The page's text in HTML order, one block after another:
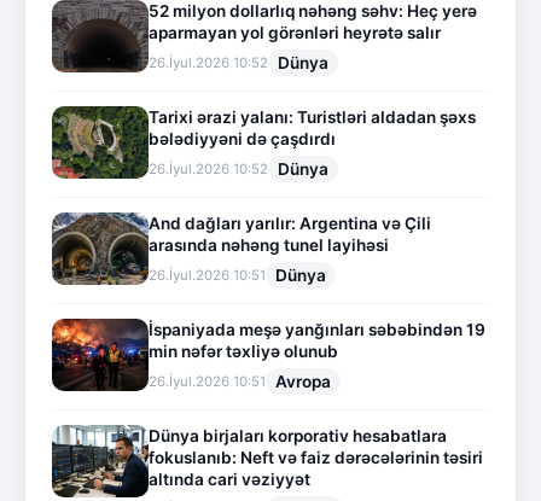
52 milyon dollarlıq nəhəng səhv: Heç yerə
aparmayan yol görənləri heyrətə salır
26.İyul.2026 10:52 Dünya
Tarixi ərazi yalanı: Turistləri aldadan şəxs
bələdiyyəni də çaşdırdı
26.İyul.2026 10:52 Dünya
And dağları yarılır: Argentina və Çili
arasında nəhəng tunel layihəsi
26.İyul.2026 10:51 Dünya
İspaniyada meşə yanğınları səbəbindən 19
min nəfər təxliyə olunub
26.İyul.2026 10:51 Avropa
Dünya birjaları korporativ hesabatlara
fokuslanıb: Neft və faiz dərəcələrinin təsiri
altında cari vəziyyət